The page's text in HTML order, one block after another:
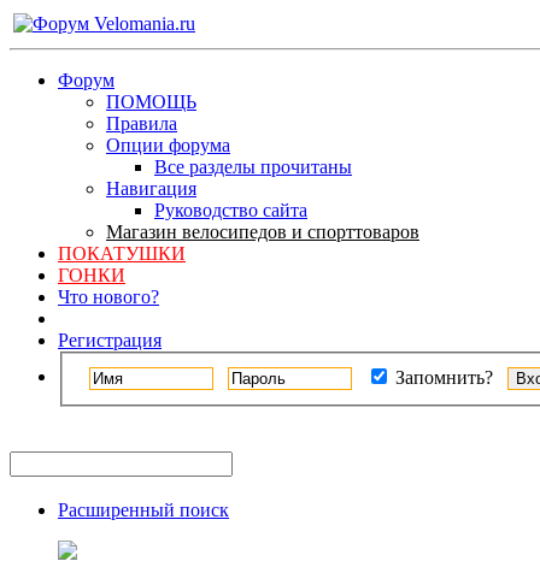
Форум
ПОМОЩЬ
Правила
Опции форума
Все разделы прочитаны
Навигация
Руководство сайта
Магазин велосипедов и спорттоваров
ПОКАТУШКИ
ГОНКИ
Что нового?
Регистрация
Запомнить?
Расширенный поиск